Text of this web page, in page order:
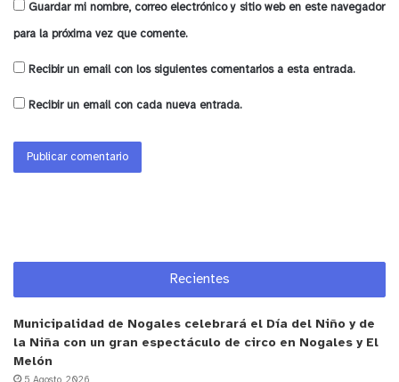
Guardar mi nombre, correo electrónico y sitio web en este navegador
para la próxima vez que comente.
Recibir un email con los siguientes comentarios a esta entrada.
Recibir un email con cada nueva entrada.
Recientes
Municipalidad de Nogales celebrará el Día del Niño y de
la Niña con un gran espectáculo de circo en Nogales y El
Melón